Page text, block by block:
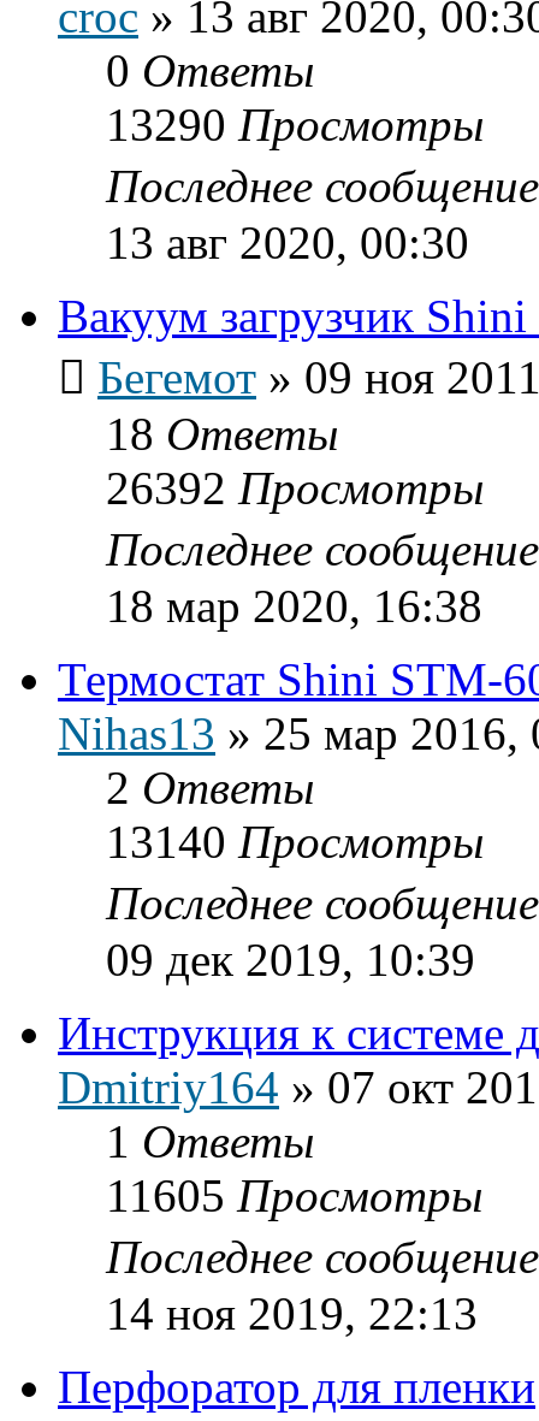
croc » 13 авг 2020,
0 Ответы
13290 Просмотры
Последнее
13 авг 2020, 00:30
Вакуум загрузчик
Бегемот » 09 ноя
18 Ответы
26392 Просмотры
Последнее
18 мар 2020, 16:38
Термостат Shini STM-
Nihas13 » 25 мар 2016,
2 Ответы
13140 Просмотры
Последнее
09 дек 2019, 10:39
Инструкция к системе
Dmitriy164 » 07 окт
1 Ответы
11605 Просмотры
Последнее
14 ноя 2019, 22:13
Перфоратор для пленки